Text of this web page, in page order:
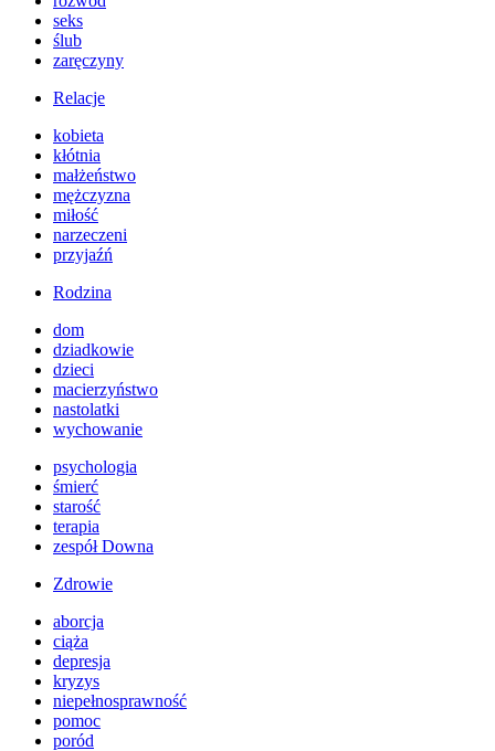
seks
ślub
zaręczyny
Relacje
kobieta
kłótnia
małżeństwo
mężczyzna
miłość
narzeczeni
przyjaźń
Rodzina
dom
dziadkowie
dzieci
macierzyństwo
nastolatki
wychowanie
psychologia
śmierć
starość
terapia
zespół Downa
Zdrowie
aborcja
ciąża
depresja
kryzys
niepełnosprawność
pomoc
poród